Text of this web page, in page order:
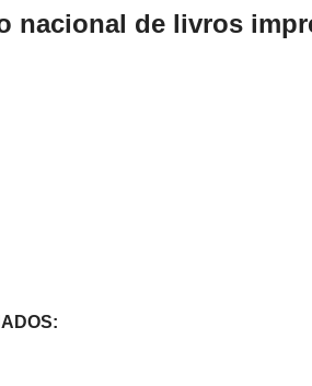
nacional de livros